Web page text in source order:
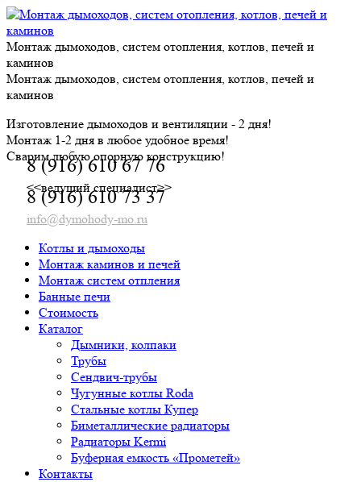
Skip
to
content
Монтаж дымоходов, систем отопления, котлов, печей и
каминов
Монтаж дымоходов, систем отопления, котлов, печей и
каминов
Изготовление дымоходов и вентиляции - 2 дня!
Монтаж 1-2 дня в любое удобное время!
Сварим любую опорную конструкцию!
8 (916) 610 67 76
<<ведущий специалист>>
8 (916) 610 73 37
info@dymohody-mo.ru
Котлы и дымоходы
Монтаж каминов и печей
Монтаж систем отпления
Банные печи
Стоимость
Каталог
Дымники, колпаки
Трубы
Сендвич-трубы
Чугунные котлы Roda
Стальные котлы Купер
Биметаллические радиаторы
Радиаторы Kermi
Буферная емкость «Прометей»
Контакты